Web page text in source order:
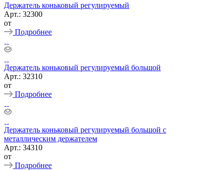
Держатель коньковый регулируемый
Арт.: 32300
от
Подробнее
Держатель коньковый регулируемый большой
Арт.: 32310
от
Подробнее
Держатель коньковый регулируемый большой с
металлическим держателем
Арт.: 34310
от
Подробнее